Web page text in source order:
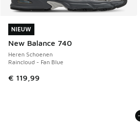
NIEUW
New Balance 740
Heren Schoenen
Raincloud - Fan Blue
€ 119,99
NIEUW